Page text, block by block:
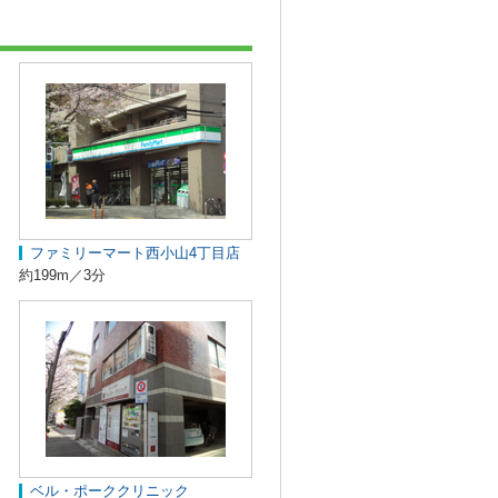
ファミリーマート西小山4丁目店
約199m／3分
ベル・ポーククリニック